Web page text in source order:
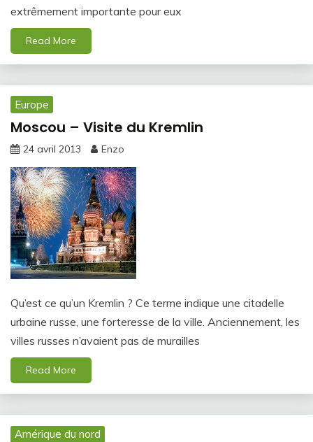
extrêmement importante pour eux
Read More
Europe
Moscou – Visite du Kremlin
24 avril 2013 Enzo
Qu’est ce qu’un Kremlin ? Ce terme indique une citadelle
urbaine russe, une forteresse de la ville. Anciennement, les
villes russes n’avaient pas de murailles
Read More
Amérique du nord